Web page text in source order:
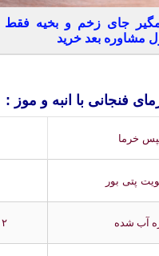
مشاوره بعد خرید
فنجانی با انبه و موز :
خرما
پتی بور
آب شده